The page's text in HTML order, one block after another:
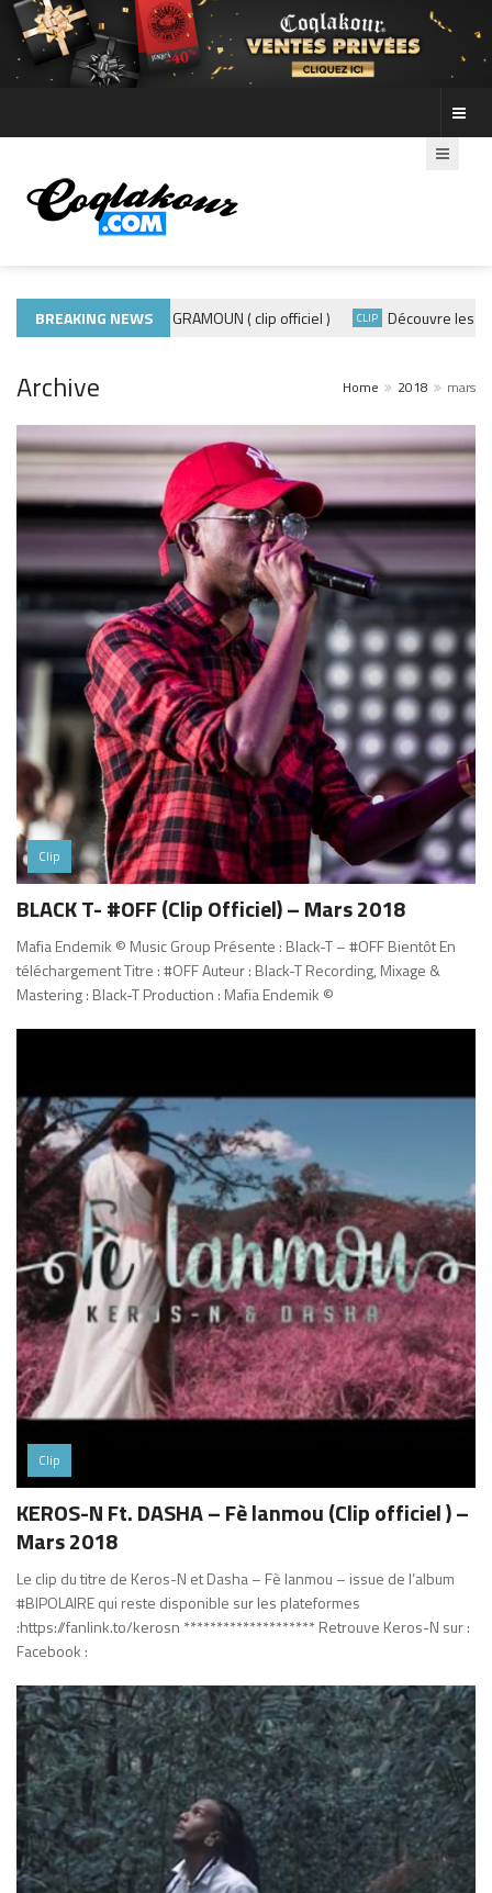
BREAKING NEWS
974 ADE440 – GRAMOUN ( clip officiel ) CLIP Découvre les photos
Archive Home 2018 mars
Clip
BLACK T- #OFF (Clip Officiel) – Mars 2018
Mafia Endemik © Music Group Présente : Black-T – #OFF Bientôt En
téléchargement Titre : #OFF Auteur : Black-T Recording, Mixage &
Mastering : Black-T Production : Mafia Endemik ©
Clip
KEROS-N Ft. DASHA – Fè lanmou (Clip officiel ) –
Mars 2018
Le clip du titre de Keros-N et Dasha – Fè lanmou – issue de l’album
#BIPOLAIRE qui reste disponible sur les plateformes
:https://fanlink.to/kerosn ******************** Retrouve Keros-N sur :
Facebook :